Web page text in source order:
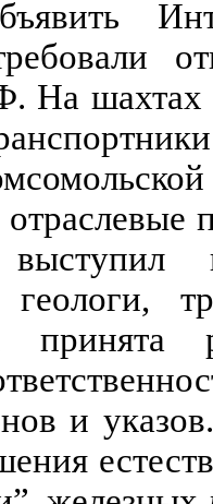
На шахтах
выступил
геологи,
принята
и